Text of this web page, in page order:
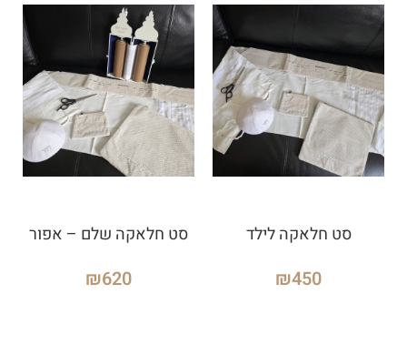
סט חלאקה לילד
₪450
סט חלאקה שלם – אפור
₪620